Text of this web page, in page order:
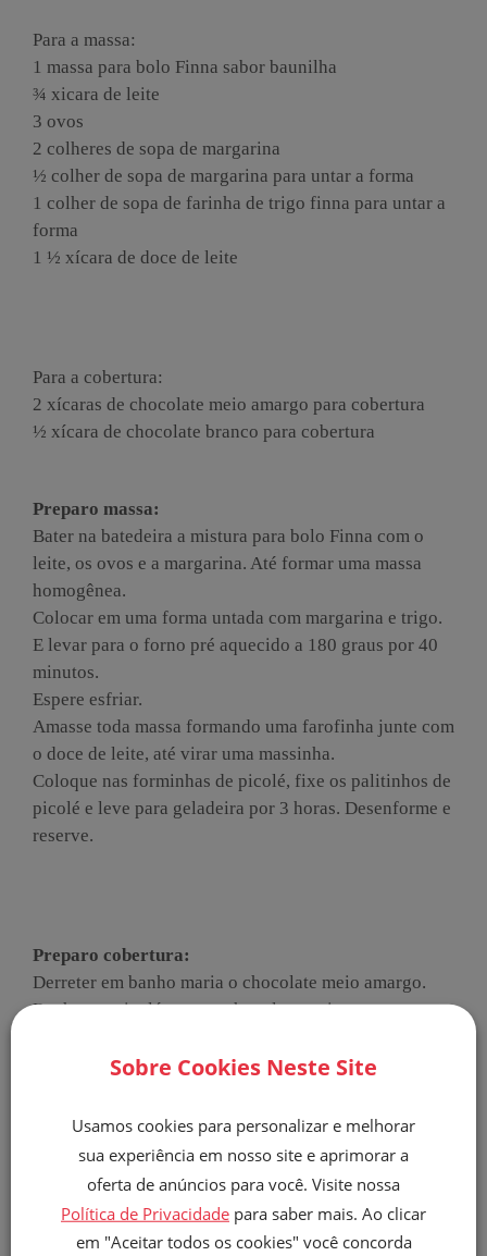
Para a massa:
1 massa para bolo Finna sabor baunilha
¾ xicara de leite
3 ovos
2 colheres de sopa de margarina
½ colher de sopa de margarina para untar a forma
1 colher de sopa de farinha de trigo finna para untar a
forma
1 ½ xícara de doce de leite
Para a cobertura:
2 xícaras de chocolate meio amargo para cobertura
½ xícara de chocolate branco para cobertura
Preparo massa:
Bater na batedeira a mistura para bolo Finna com o
leite, os ovos e a margarina. Até formar uma massa
homogênea.
Colocar em uma forma untada com margarina e trigo.
E levar para o forno pré aquecido a 180 graus por 40
minutos.
Espere esfriar.
Amasse toda massa formando uma farofinha junte com
o doce de leite, até virar uma massinha.
Coloque nas forminhas de picolé, fixe os palitinhos de
picolé e leve para geladeira por 3 horas. Desenforme e
reserve.
Preparo cobertura:
Derreter em banho maria o chocolate meio amargo.
Banhar os picolés com o chocolate meio amargo
Derreter o chocolate branco em banho maria e decorar
derretido. Esperar endurecer e servir.
Produto Utilizado
Finna Baunilha Tradicional - 400g + Detalhes
Categorias
Sobre Cookies Neste Site
Usamos cookies para personalizar e melhorar
sua experiência em nosso site e aprimorar a
oferta de anúncios para você. Visite nossa
Política de Privacidade para saber mais. Ao clicar
em "Aceitar todos os cookies" você concorda